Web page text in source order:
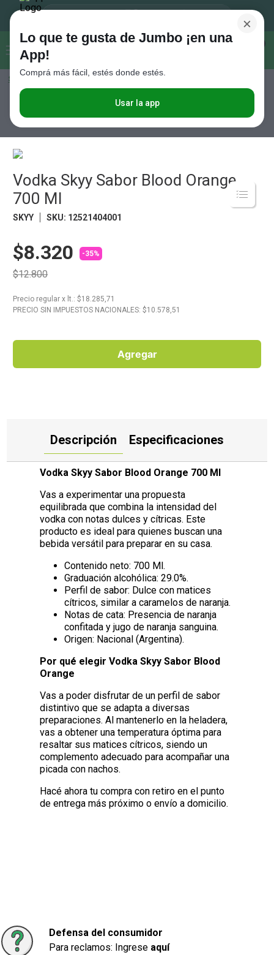
Buscar...
Seleccioná el método de entrega
×
Lo que te gusta de Jumbo ¡en una
App!
Comprá más fácil, estés donde estés.
Usar la app
Vodka Skyy Sabor Blood Orange 700 Ml
Vodka Skyy Sabor Blood Orange
700 Ml
SKYY SKU: 12521404001
$8.320 -35%
$12.800
Precio regular x lt. : $18.285,71
PRECIO SIN IMPUESTOS NACIONALES: $10.578,51
Agregar
Descripción Especificaciones
Vodka Skyy Sabor Blood Orange 700 Ml
Vas a experimentar una propuesta
equilibrada que combina la intensidad del
vodka con notas dulces y cítricas. Este
producto es ideal para quienes buscan una
bebida versátil para preparar en su casa.
Contenido neto: 700 Ml.
Graduación alcohólica: 29.0%.
Perfil de sabor: Dulce con matices
cítricos, similar a caramelos de naranja.
Notas de cata: Presencia de naranja
confitada y jugo de naranja sanguina.
Origen: Nacional (Argentina).
Por qué elegir Vodka Skyy Sabor Blood
Orange
Vas a poder disfrutar de un perfil de sabor
distintivo que se adapta a diversas
preparaciones. Al mantenerlo en la heladera,
vas a obtener una temperatura óptima para
resaltar sus matices cítricos, siendo un
complemento adecuado para acompañar una
picada con nachos.
Hacé ahora tu compra con retiro en el punto
de entrega más próximo o envío a domicilio.
Defensa del consumidor
Para reclamos: Ingrese aquí
Términos más buscados
Cerveza
Fideos
Juguetes
. Carne